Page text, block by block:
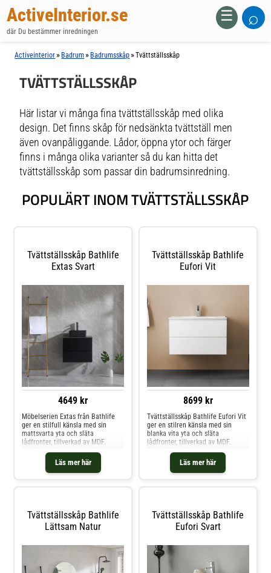
ActiveInterior.se
där Du bestämmer inredningen
☰ ⌕
Activeinterior » Badrum » Badrumsskåp »Tvättställsskåp
TVÄTTSTÄLLSSKÅP
Här listar vi många fina tvättställsskåp med olika
design. Det finns skåp för nedsänkta tvättställ men
även ovanpåliggande. Lådor, öppna ytor och färger
finns i många olika varianter så du kan hitta det
tvättställsskåp som passar din badrumsinredning.
POPULÄRT INOM TVÄTTSTÄLLSSKÅP
Tvättställsskåp Bathlife
Extas Svart
4649 kr
Läs mer här
Möbelserien Extas från Bathlife
ger en stilfull känsla med sin
mattsvarta yta och släta
lådfronter, tillverkad av MDF.
Handfatet är svart porslin.
Bänkskiva av stenkeramik. Ger
snygg och smart förvaring i de två
lådorna som är mjukstängande,
ingår ej, finns att köpa till.
Tvättställsskåp Bathlife
Eufori Vit
8699 kr
Läs mer här
Tvättställsskåp Bathlife Eufori Vit
ger en stilren känsla med sin
blanka vita yta och släta
lådfronter, tillverkad av MDF.
Tvättstället är i vitt porslin.
Skåpet ger snygg och smart
förvaring i de två lådorna som är
mjukstängande. Tvättställskåpet
Tvättställsskåp Bathlife
Lättsam Natur
Tvättställsskåp Bathlife
Eufori Svart